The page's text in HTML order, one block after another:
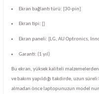
Ekran bağlantı türü: [30-pin]
Ekran tipi: []
Ekran paneli: [LG, AU Optronics,
Garanti: (1 yıl)
Bu ekran, yüksek kaliteli
ve bakım yapıldığı takdirde, uzun
almadan önce laptopunuzun model